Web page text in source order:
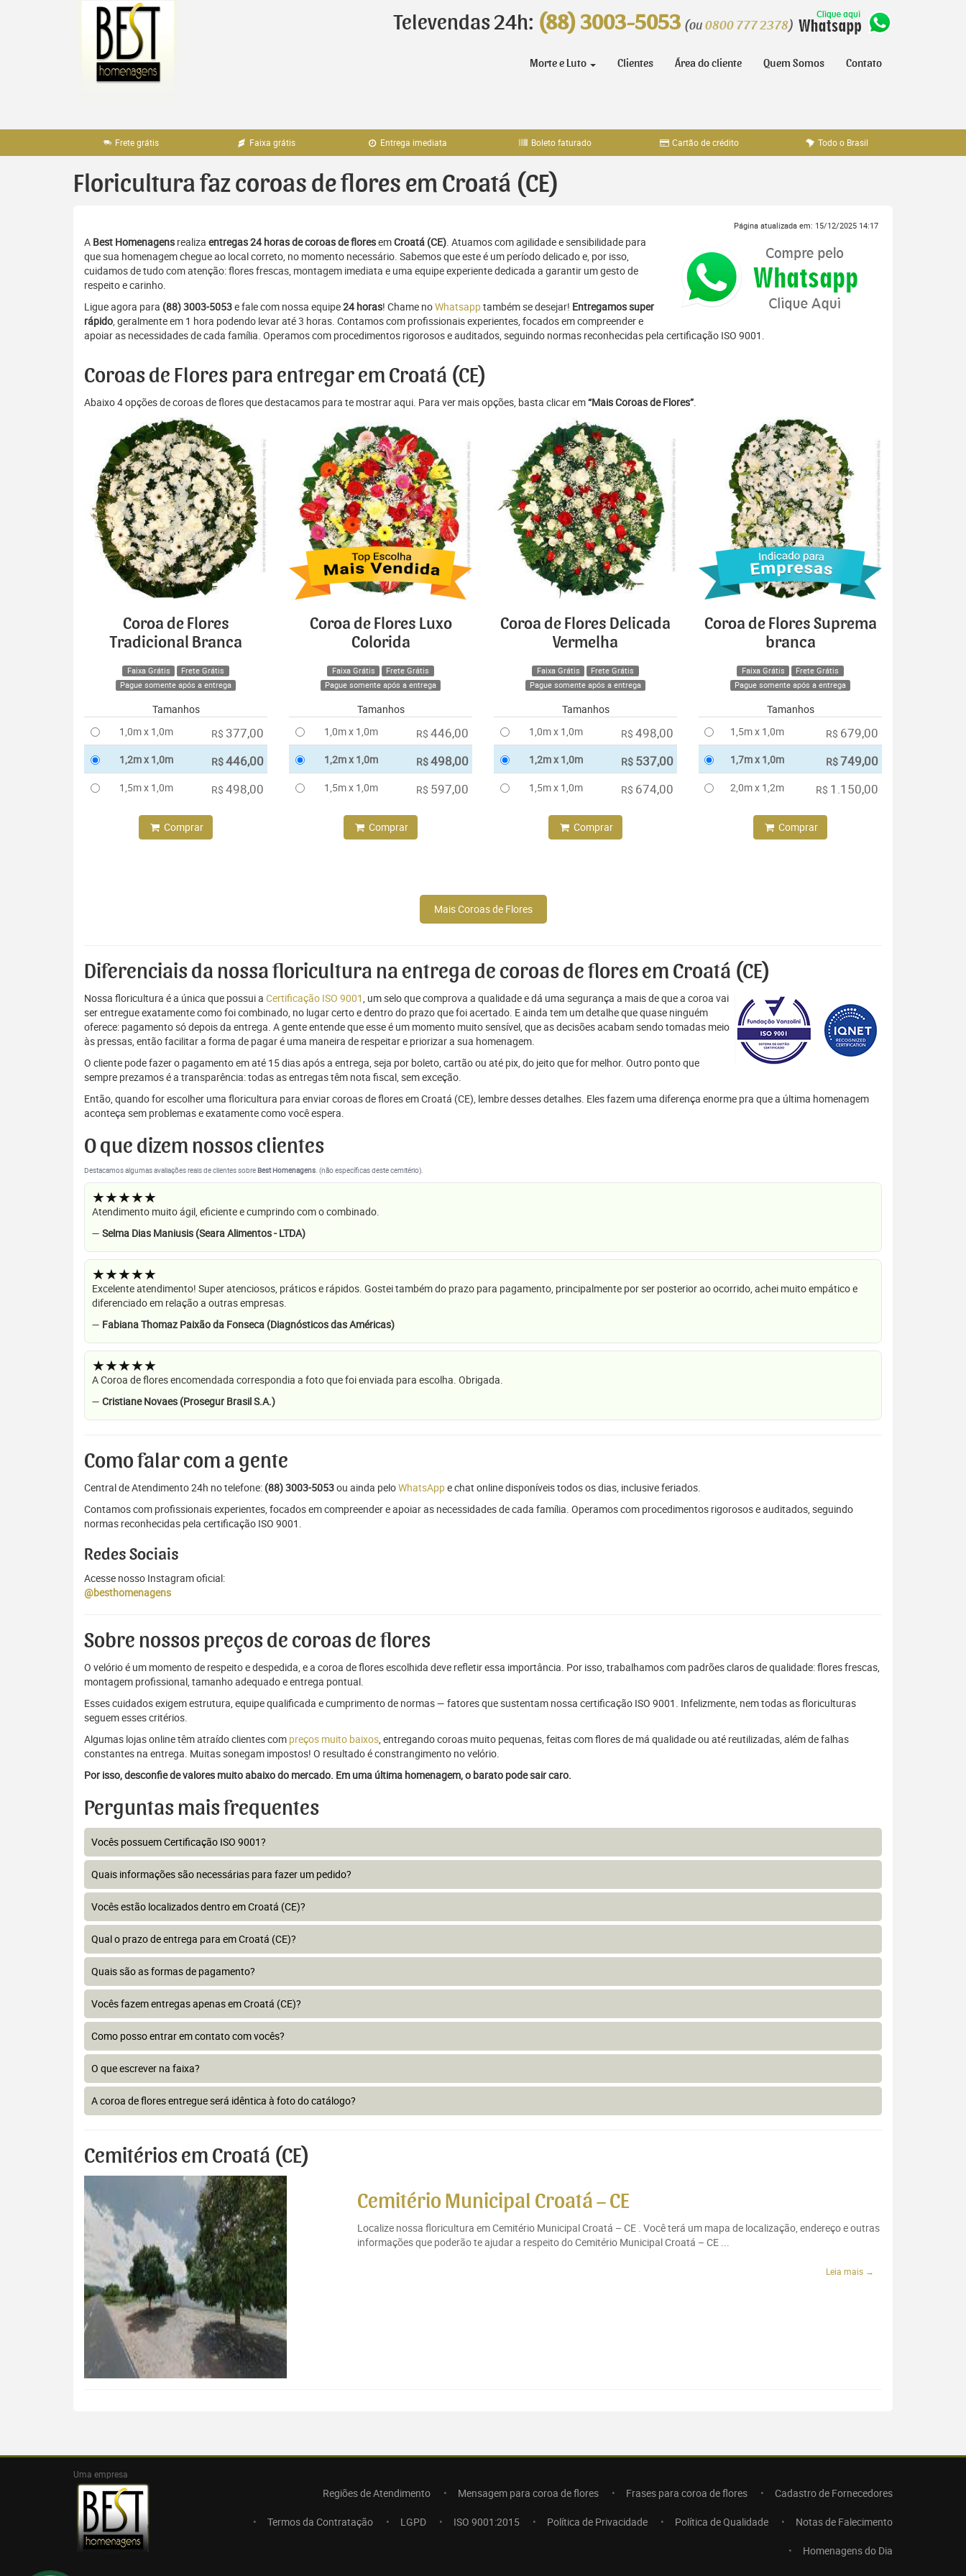
Televendas 24h: (88) 3003-5053 (ou 0800 777 2378)
Morte e Luto Clientes Área do cliente Quem Somos Contato
Frete grátis Faixa grátis Entrega imediata Boleto faturado Cartão de crédito Todo o Brasil
Floricultura faz coroas de flores em Croatá (CE)
Página atualizada em: 15/12/2025 14:17
A Best Homenagens realiza entregas 24 horas de coroas de floresemCroatá (CE). Atuamos com agilidade e sensibilidade para
que sua homenagem chegue ao local correto, no momento necessário. Sabemos que este é um período delicado e, por isso,
cuidamos de tudo com atenção: flores frescas, montagem imediata e uma equipe experiente dedicada a garantir um gesto de
respeito e carinho.
Ligue agora para (88) 3003-5053e fale com nossa equipe24 horas! Chame noWhatsapptambém se desejar! Entregamos super
rápido, geralmente em 1 hora podendo levar até 3 horas. Contamos com profissionais experientes, focados em compreender e
apoiar as necessidades de cada família. Operamos com procedimentos rigorosos e auditados, seguindo normas reconhecidas pela certificação ISO 9001.
Coroas de Flores para entregar em Croatá (CE)
Abaixo 4 opções de coroas de flores que destacamos para te mostrar aqui. Para ver mais opções, basta clicar em“Mais Coroas de Flores”.
Coroa de Flores
Tradicional Branca
Faixa Grátis
Frete Grátis
Pague somente após a entrega
Tamanhos
1,0m x 1,0m
R$ 377,00
1,2m x 1,0m R$446,00
1,5m x 1,0m R$ 498,00
Comprar
Coroa de Flores Luxo
Colorida
Faixa Grátis
Frete Grátis
Pague somente após a entrega
Tamanhos
1,0m x 1,0m
R$ 446,00
1,2m x 1,0m R$498,00
1,5m x 1,0m R$ 597,00
Comprar
Coroa de Flores Delicada
Vermelha
Faixa Grátis
Frete Grátis
Pague somente após a entrega
Tamanhos
1,0m x 1,0m
R$ 498,00
1,2m x 1,0m R$ 537,00
1,5m x 1,0m R$ 674,00
Comprar
Coroa de Flores Suprema
branca
Faixa Grátis
Frete Grátis
Pague somente após a entrega
Tamanhos
1,5m x 1,0m
R$ 679,00
1,7m x 1,0m R$749,00
2,0m x 1,2m R$ 1.150,00
Comprar
Mais Coroas de Flores
Diferenciais da nossa floricultura na entrega de coroas de flores em Croatá (CE)
Nossa floricultura é a única que possui a Certificação ISO 9001, um selo que comprova a qualidade e dá uma segurança a mais de que a coroa vai
ser entregue exatamente como foi combinado, no lugar certo e dentro do prazo que foi acertado. E ainda tem um detalhe que quase ninguém
oferece: pagamento só depois da entrega. A gente entende que esse é um momento muito sensível, que as decisões acabam sendo tomadas meio
às pressas, então facilitar a forma de pagar é uma maneira de respeitar e priorizar a sua homenagem.
O cliente pode fazer o pagamento em até 15 dias após a entrega, seja por boleto, cartão ou até pix, do jeito que for melhor. Outro ponto que
sempre prezamos é a transparência: todas as entregas têm nota fiscal, sem exceção.
Então, quando for escolher uma floricultura para enviar coroas de flores em Croatá (CE), lembre desses detalhes. Eles fazem uma diferença enorme pra que a última homenagem
aconteça sem problemas e exatamente como você espera.
O que dizem nossos clientes
Destacamos algumas avaliações reais de clientes sobreBest Homenagens. (não específicas deste cemitério).
★★★★★
Atendimento muito ágil, eficiente e cumprindo com o combinado.
— Selma Dias Maniusis (Seara Alimentos - LTDA)
★★★★★
Excelente atendimento! Super atenciosos, práticos e rápidos. Gostei também do prazo para pagamento, principalmente por ser posterior ao ocorrido, achei muito empático e
diferenciado em relação a outras empresas.
— Fabiana Thomaz Paixão da Fonseca (Diagnósticos das Américas)
★★★★★
A Coroa de flores encomendada correspondia a foto que foi enviada para escolha. Obrigada.
— Cristiane Novaes (Prosegur Brasil S.A.)
Como falar com a gente
Central de Atendimento 24h no telefone: (88) 3003-5053ou ainda peloWhatsAppe chat online disponíveis todos os dias, inclusive feriados.
Contamos com profissionais experientes, focados em compreender e apoiar as necessidades de cada família. Operamos com procedimentos rigorosos e auditados, seguindo
normas reconhecidas pela certificação ISO 9001.
Redes Sociais
Acesse nosso Instagram oficial:
@besthomenagens
Sobre nossos preços de coroas de flores
O velório é um momento de respeito e despedida, e a coroa de flores escolhida deve refletir essa importância. Por isso, trabalhamos com padrões claros de qualidade: flores frescas,
montagem profissional, tamanho adequado e entrega pontual.
Esses cuidados exigem estrutura, equipe qualificada e cumprimento de normas — fatores que sustentam nossa certificação ISO 9001. Infelizmente, nem todas as floriculturas
seguem esses critérios.
Algumas lojas online têm atraído clientes com preços muito baixos, entregando coroas muito pequenas, feitas com flores de má qualidade ou até reutilizadas, além de falhas
constantes na entrega. Muitas sonegam impostos! O resultado é constrangimento no velório.
Por isso, desconfie de valores muito abaixo do mercado. Em uma última homenagem, o barato pode sair caro.
Perguntas mais frequentes
Vocês possuem Certificação ISO 9001?
Quais informações são necessárias para fazer um pedido?
Vocês estão localizados dentro em Croatá (CE)?
Qual o prazo de entrega para em Croatá (CE)?
Quais são as formas de pagamento?
Vocês fazem entregas apenas em Croatá (CE)?
Como posso entrar em contato com vocês?
O que escrever na faixa?
A coroa de flores entregue será idêntica à foto do catálogo?
Cemitérios em Croatá (CE)
Cemitério Municipal Croatá – CE
Localize nossa floricultura em Cemitério Municipal Croatá – CE . Você terá um mapa de localização, endereço e outras
informações que poderão te ajudar a respeito do Cemitério Municipal Croatá – CE ...
Leia mais →
Uma empresa
Regiões de Atendimento Mensagem para coroa de flores Frases para coroa de flores Cadastro de Fornecedores
Termos da Contratação LGPD ISO 9001:2015 Política de Privacidade Política de Qualidade Notas de Falecimento
Homenagens do Dia